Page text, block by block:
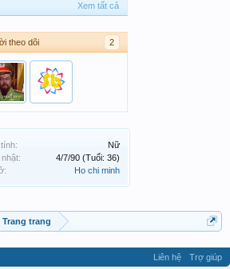
Xem tất cả
theo dõi 2
Nữ
4/7/90 (Tuổi: 36)
Ho chi minh
Trang trang
Liên hệ Trợ giúp